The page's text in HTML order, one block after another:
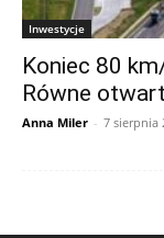
Inwestycje
Koniec 80
Równe
Anna Miler - 7 sierpnia